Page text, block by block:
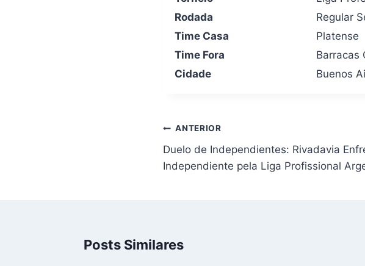
Rodada
Regular
Time Casa
Platense
Time Fora
Barracas
Cidade
Buenos
Navegação
de
Post
ANTERIOR
Duelo de Independientes: Rivadavia
Independiente pela Liga Profissional
Posts Similares